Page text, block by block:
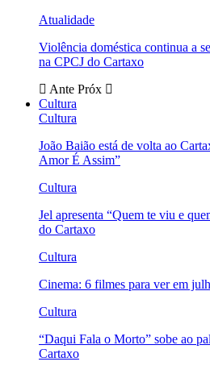
Atualidade
Violência doméstica continua a
na CPCJ do Cartaxo
Ante Próx
Cultura
Cultura
João Baião está de volta ao
Amor É Assim”
Cultura
Jel apresenta “Quem te viu e
do Cartaxo
Cultura
Cinema: 6 filmes para ver em
Cultura
“Daqui Fala o Morto” sobe ao
Cartaxo